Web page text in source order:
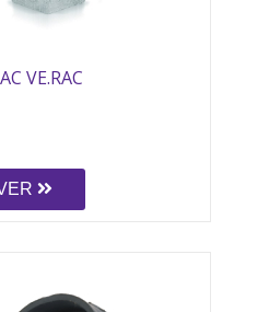
VE.RAC